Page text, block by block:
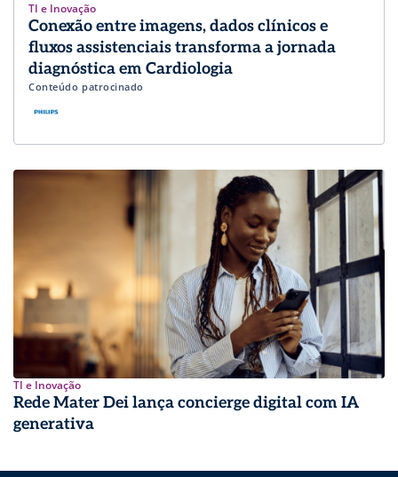
TI e Inovação
Conexão entre imagens, dados clínicos e
fluxos assistenciais transforma a jornada
diagnóstica em Cardiologia
Conteúdo patrocinado
TI e Inovação
Rede Mater Dei lança concierge digital com IA
generativa